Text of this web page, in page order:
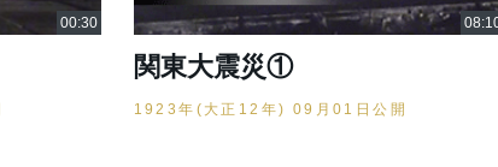
関東大震災①
1923年(大正12年) 09月01日公開